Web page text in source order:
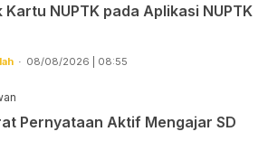
Kartu NUPTK pada Aplikasi NUPTK
08/08/2026 | 08:55
Pernyataan Aktif Mengajar SD